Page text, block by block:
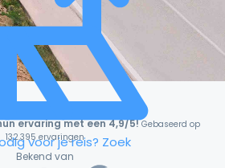
voor je reis? Zoek
ervaring met een 4,9/5! Gebaseerd op
132.395 ervaringen
Bekend van